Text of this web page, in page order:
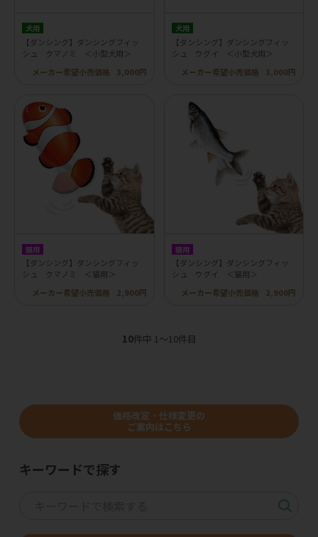
犬用
【ダンシング】ダンシングフィッ
シュ クマノミ ＜小型犬用＞
メーカー希望小売価格
3,000円
犬用
【ダンシング】ダンシングフィッ
シュ ウグイ ＜小型犬用＞
メーカー希望小売価格
3,000円
猫用
【ダンシング】ダンシングフィッ
シュ クマノミ ＜猫用＞
メーカー希望小売価格
2,900円
猫用
【ダンシング】ダンシングフィッ
シュ ウグイ ＜猫用＞
メーカー希望小売価格
2,900円
10件中 1〜10件目
価格改定・仕様変更の
ご案内はこちら
キーワードで探す